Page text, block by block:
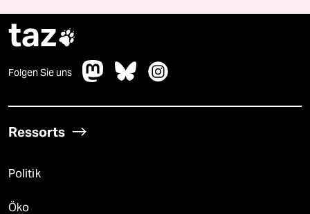
taz
Folgen Sie uns
Ressorts
Politik
Öko